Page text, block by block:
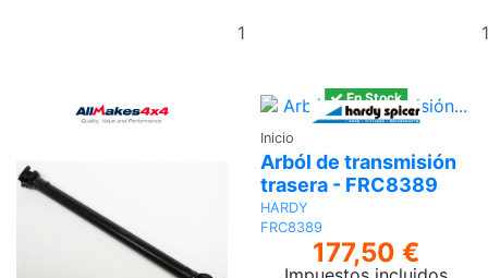
En Stock
Inicio
Arból de transmisión
trasera - FRC8389
HARDY
FRC8389
177,50 €